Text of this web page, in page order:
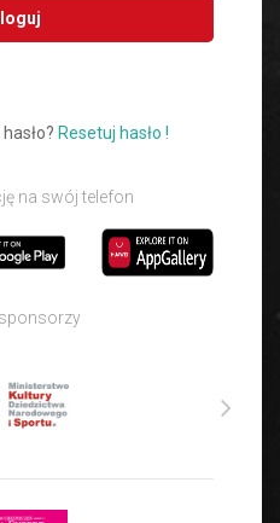
Resetuj hasło !
na swój telefon